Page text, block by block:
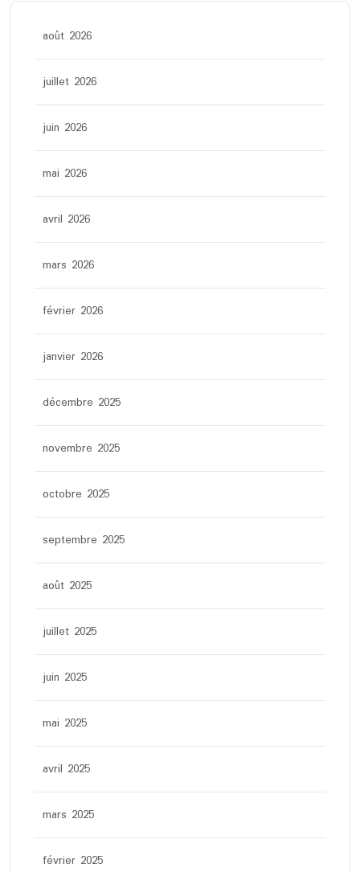
août 2026
juillet 2026
juin 2026
mai 2026
avril 2026
mars 2026
février 2026
janvier 2026
décembre 2025
novembre 2025
octobre 2025
septembre 2025
août 2025
juillet 2025
juin 2025
mai 2025
avril 2025
mars 2025
février 2025